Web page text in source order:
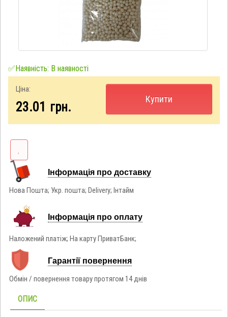
✅Наявність: В наявності
Ціна:
23.01 грн.
Купити
Інформація про доставку
Нова Пошта; Укр. пошта; Delivery; Інтайм
Інформація про оплату
Наложений платіж; На карту ПриватБанк;
Гарантії повернення
Обмін / повернення товару протягом 14 днів
ОПИС